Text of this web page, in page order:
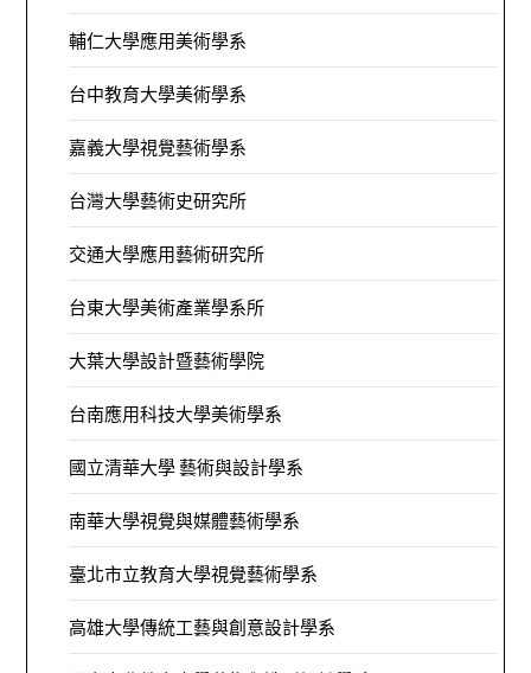
輔仁大學應用美術學系
台中教育大學美術學系
嘉義大學視覺藝術學系
台灣大學藝術史研究所
交通大學應用藝術研究所
台東大學美術產業學系所
大葉大學設計暨藝術學院
台南應用科技大學美術學系
國立清華大學 藝術與設計學系
南華大學視覺與媒體藝術學系
臺北市立教育大學視覺藝術學系
高雄大學傳統工藝與創意設計學系